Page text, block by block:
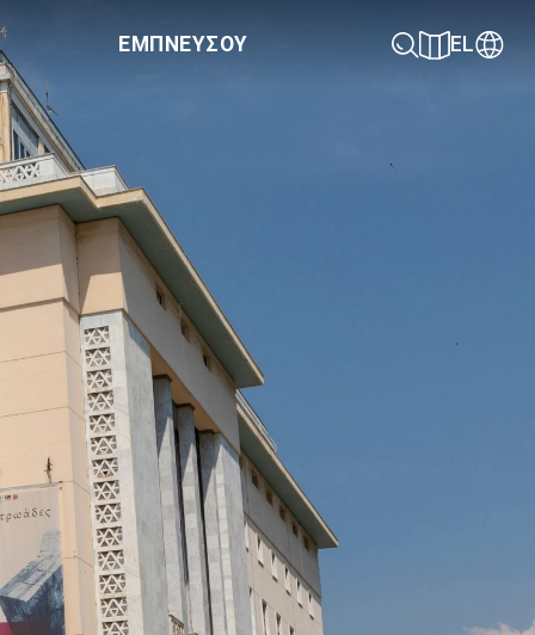
ΕΜΠΝΕΥΣΟΥ EL